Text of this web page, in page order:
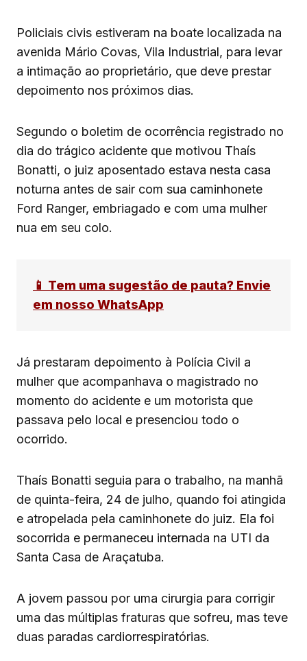
Policiais civis estiveram na boate localizada na
avenida Mário Covas, Vila Industrial, para levar
a intimação ao proprietário, que deve prestar
depoimento nos próximos dias.
Segundo o boletim de ocorrência registrado no
dia do trágico acidente que motivou Thaís
Bonatti, o juiz aposentado estava nesta casa
noturna antes de sair com sua caminhonete
Ford Ranger, embriagado e com uma mulher
nua em seu colo.
📱 Tem uma sugestão de pauta? Envie
em nosso WhatsApp
Já prestaram depoimento à Polícia Civil a
mulher que acompanhava o magistrado no
momento do acidente e um motorista que
passava pelo local e presenciou todo o
ocorrido.
Thaís Bonatti seguia para o trabalho, na manhã
de quinta-feira, 24 de julho, quando foi atingida
e atropelada pela caminhonete do juiz. Ela foi
socorrida e permaneceu internada na UTI da
Santa Casa de Araçatuba.
A jovem passou por uma cirurgia para corrigir
uma das múltiplas fraturas que sofreu, mas teve
duas paradas cardiorrespiratórias.